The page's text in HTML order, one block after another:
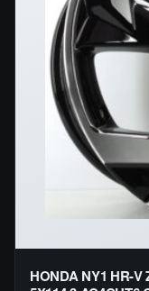
HONDA NY1 HR-